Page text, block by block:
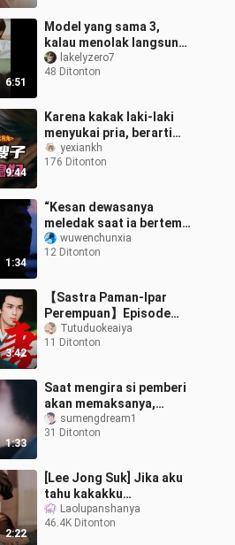
6:51
Model yang sama 3,
kalau menolak langsung
ciumanlakelyzero7
48 Ditonton
9:44
Karena kakak laki-laki
menyukai pria, berarti
kakak ipar itu
dipersiapkan untukku
yexiankh
176 Ditonton
1:34
“Kesan dewasanya
meledak saat ia bertemu
dengannya” //【Wu Lu
Bisa Kabur】
wuwenchunxia
12 Ditonton
3:42
【Sastra Paman-Ipar
Perempuan】Episode
Tambahan｜Mengejar
Istri｜Dasar penipu,
Tutuduokeaiya
11 Ditonton
1:33
Saat mengira si pemberi
akan memaksanya,
ternyata ia justru
terkulai di pelukan si
sumengdream1
31 Ditonton
2:22
[Lee Jong Suk] Jika aku
tahu kakakku
menyukaiku, aku tidak
akan berpura-pura!
Laolupanshanya
46.4K Ditonton